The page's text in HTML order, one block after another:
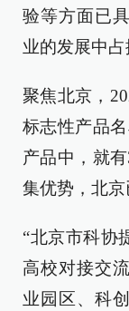
验等方面已
业的发展中占
聚焦北京，
标志性产品
产品中，就
集优势，北京
“北京市科协
高校对接交
业园区、科